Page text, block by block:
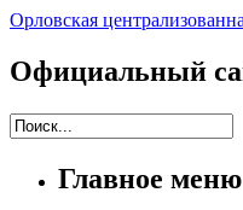
Орловская
Официальный
Главное меню